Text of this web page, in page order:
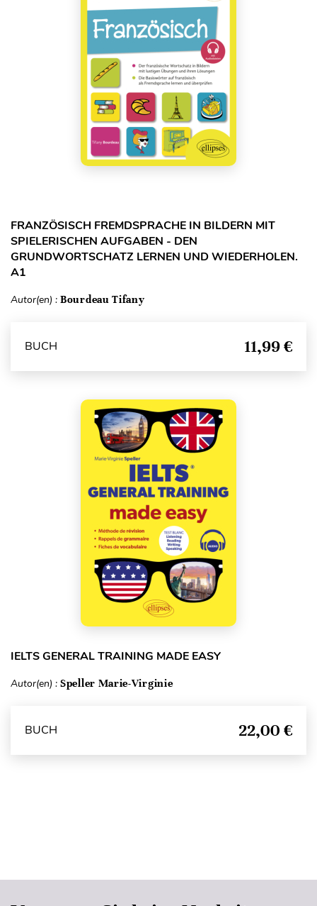
FRANZÖSISCH FREMDSPRACHE IN BILDERN MIT
SPIELERISCHEN AUFGABEN - DEN
GRUNDWORTSCHATZ LERNEN UND WIEDERHOLEN.
A1
Autor(en) : Bourdeau Tifany
BUCH 11,99 €
IELTS GENERAL TRAINING MADE EASY
Autor(en) : Speller Marie-Virginie
BUCH 22,00 €